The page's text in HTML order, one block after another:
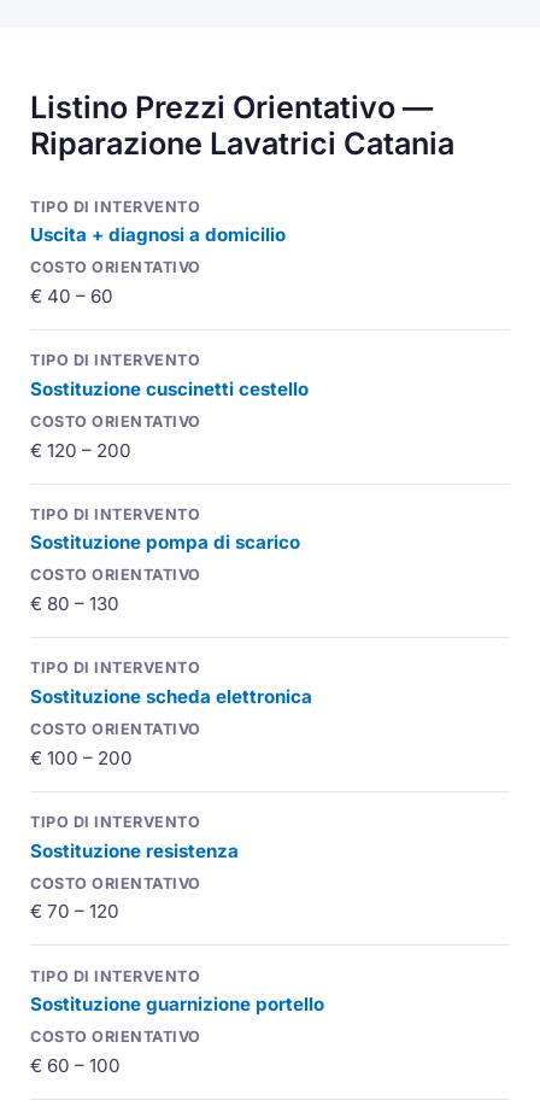
Listino Prezzi Orientativo —
Riparazione Lavatrici Catania
Uscita + diagnosi a domicilio
€ 40 – 60
Sostituzione cuscinetti cestello
€ 120 – 200
Sostituzione pompa di scarico
€ 80 – 130
Sostituzione scheda elettronica
€ 100 – 200
Sostituzione resistenza
€ 70 – 120
Sostituzione guarnizione portello
€ 60 – 100